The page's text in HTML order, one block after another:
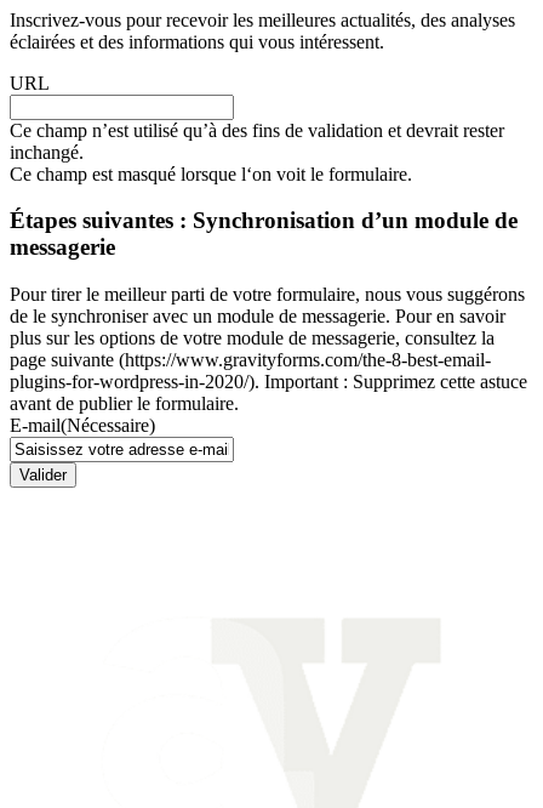
Inscrivez-vous pour recevoir les meilleures actualités, des analyses
éclairées et des informations qui vous intéressent.
URL
Ce champ n’est utilisé qu’à des fins de validation et devrait rester
inchangé.
Ce champ est masqué lorsque l‘on voit le formulaire.
Étapes suivantes : Synchronisation d’un module de
messagerie
Pour tirer le meilleur parti de votre formulaire, nous vous suggérons
de le synchroniser avec un module de messagerie. Pour en savoir
plus sur les options de votre module de messagerie, consultez la
page suivante (https://www.gravityforms.com/the-8-best-email-
plugins-for-wordpress-in-2020/). Important : Supprimez cette astuce
avant de publier le formulaire.
E-mail(Nécessaire)
Valider